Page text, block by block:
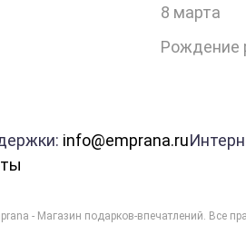
8 марта
Рождение
info@emprana.ru
- Магазин подарков-впечатлений. Все